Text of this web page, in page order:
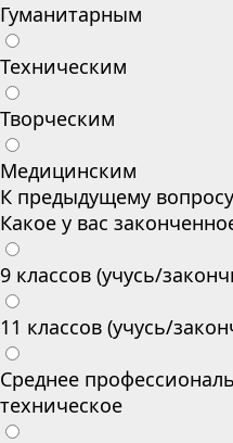
Гуманитарным
Техническим
Творческим
Медицинским
К предыдущему вопросу
Какое у вас
9 классов (учусь/
11 классов (учусь/
Среднее
техническое